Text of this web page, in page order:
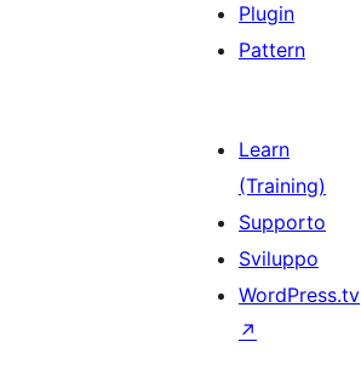
Plugin
Pattern
Learn
(Training)
Supporto
Sviluppo
WordPress.tv
↗